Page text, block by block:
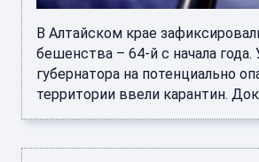
В Алтайском крае
бешенства – 64-й с начала года.
губернатора на потенциально
территории ввели карантин. Док